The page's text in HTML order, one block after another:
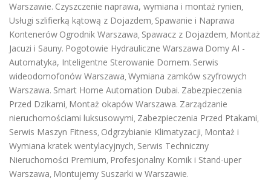
Warszawie. Czyszczenie naprawa, wymiana i montaż rynien,
Usługi szlifierką kątową z Dojazdem, Spawanie i Naprawa
Kontenerów Ogrodnik Warszawa, Spawacz z Dojazdem, Montaż
Jacuzi i Sauny. Pogotowie Hydrauliczne Warszawa Domy AI -
Automatyka, Inteligentne Sterowanie Domem. Serwis
wideodomofonów Warszawa, Wymiana zamków szyfrowych
Warszawa. Smart Home Automation Dubai. Zabezpieczenia
Przed Dzikami, Montaż okapów Warszawa. Zarządzanie
nieruchomościami luksusowymi, Zabezpieczenia Przed Ptakami,
Serwis Maszyn Fitness, Odgrzybianie Klimatyzacji, Montaż i
Wymiana kratek wentylacyjnych, Serwis Techniczny
Nieruchomości Premium, Profesjonalny Komik i Stand-uper
Warszawa, Montujemy Suszarki w Warszawie.